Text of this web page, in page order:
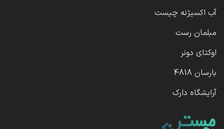
آب اکسیژنه چیست
مبلمان رست
اوکتای دونر
بارسان 4818
آرایشگاه دارک